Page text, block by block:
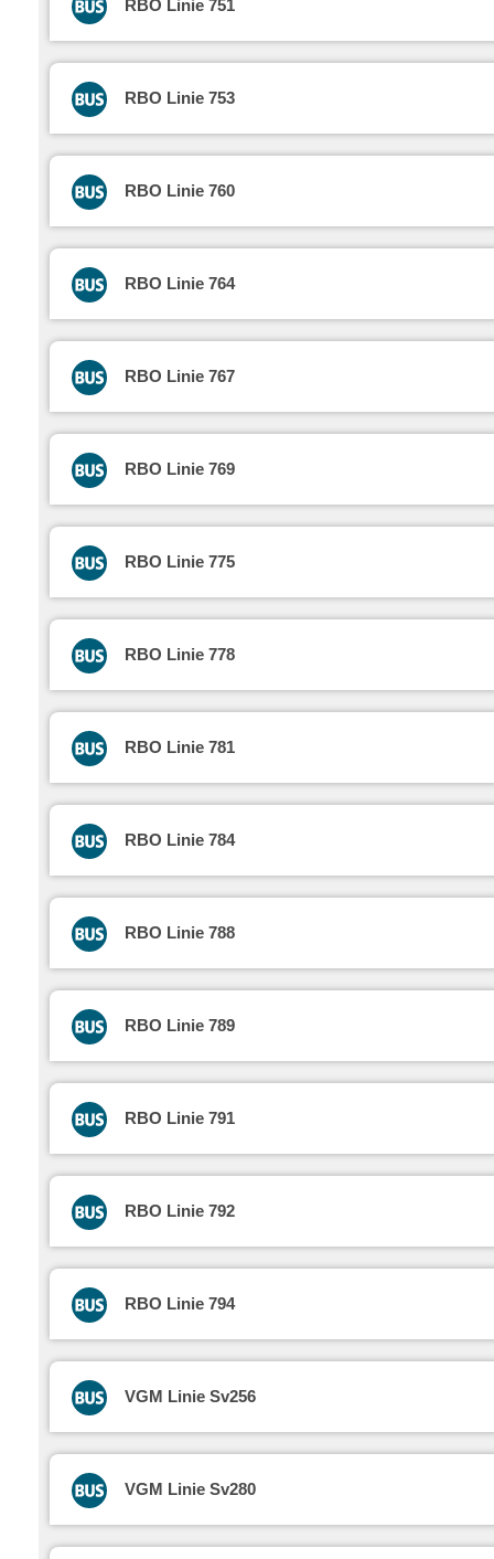
RBO Linie 751
RBO Linie 753
RBO Linie 760
RBO Linie 764
RBO Linie 767
RBO Linie 769
RBO Linie 775
RBO Linie 778
RBO Linie 781
RBO Linie 784
RBO Linie 788
RBO Linie 789
RBO Linie 791
RBO Linie 792
RBO Linie 794
VGM Linie Sv256
VGM Linie Sv280